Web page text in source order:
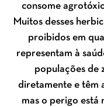
consome
Muitos desses
proibidos em
representam à
populações de
diretamente e têm
mas o perigo está